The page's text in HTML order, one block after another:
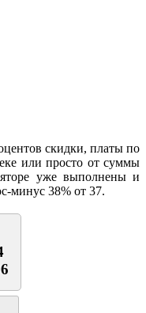
скидки, платы по
или просто от суммы
уже выполнены и
минус 38% от 37.